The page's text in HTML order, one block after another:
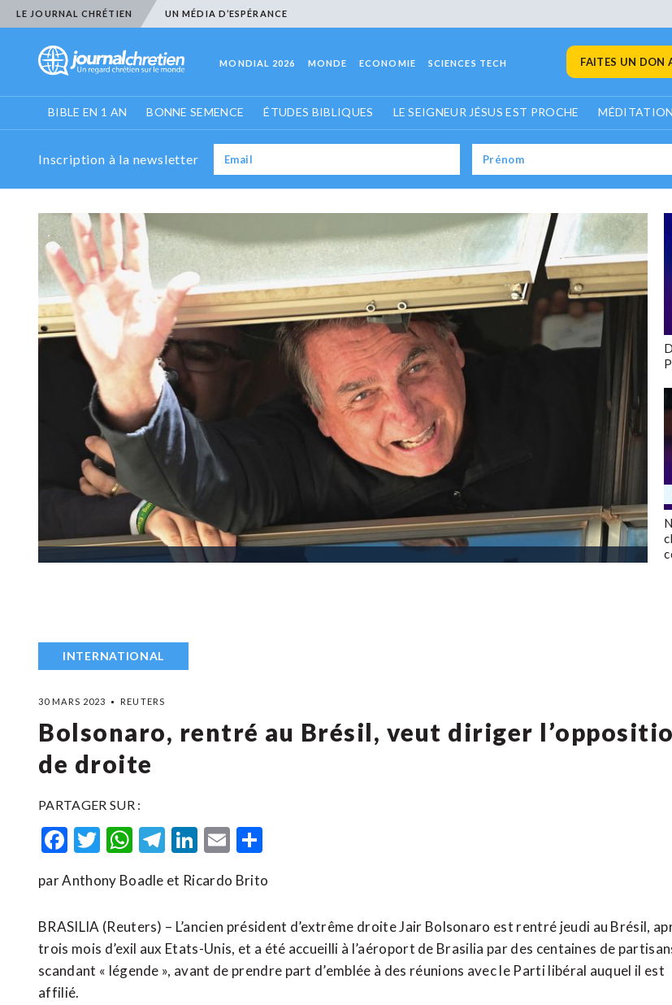
LE JOURNAL CHRÉTIEN UN MÉDIA D’ESPÉRANCE
MONDIAL 2026 MONDE ECONOMIE SCIENCES TECH FAITES UN DON
BIBLE EN 1 AN BONNE SEMENCE ÉTUDES BIBLIQUES LE SEIGNEUR JÉSUS EST PROCHE
Inscription à la newsletter
INTERNATIONAL
30 MARS 2023 REUTERS
Bolsonaro, rentré au Brésil, veut diriger
de droite
PARTAGER SUR :
Facebook
Twitter
WhatsApp
Telegram
LinkedIn
Email
par Anthony Boadle et Ricardo Brito
BRASILIA (Reuters) – L’ancien président d’extrême droite Jair Bolsonaro est rentré jeudi au Brésil,
trois mois d’exil aux Etats-Unis, et a été accueilli à l’aéroport de Brasilia par des centaines de
scandant « légende », avant de prendre part d’emblée à des réunions avec le Parti libéral auquel il est
affilié.